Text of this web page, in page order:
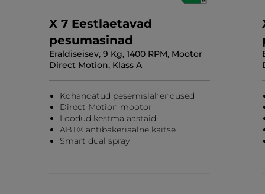
X 7 Eestlaetavad
pesumasinad
Eraldiseisev, 9 Kg, 1400 RPM, Mootor
Direct Motion, Klass A
Kohandatud pesemislahendused
Direct Motion mootor
Loodud kestma aastaid
ABT® antibakeriaalne kaitse
Smart dual spray